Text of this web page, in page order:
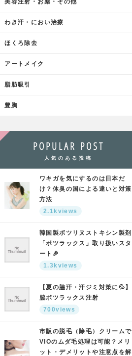
美容注射・お薬・その他
わき汗・におい治療
ほくろ除去
アートメイク
脂肪吸引
豊胸
POPULAR POST
人気のある投稿
ワキガを気にするのは日本だ
け？体臭の国による違いと対策
方法
2.1kviews
韓国製ボツリヌストキシン製剤
「ボツラックス」取り扱いスタ
ート🎉
1.3kviews
【夏の脇汗・汗ジミ対策に💦】
脇ボツラックス注射
700views
市販の脱毛（除毛）クリームで
VIOのムダ毛処理は可能？メリ
ット・デメリットや注意点を解